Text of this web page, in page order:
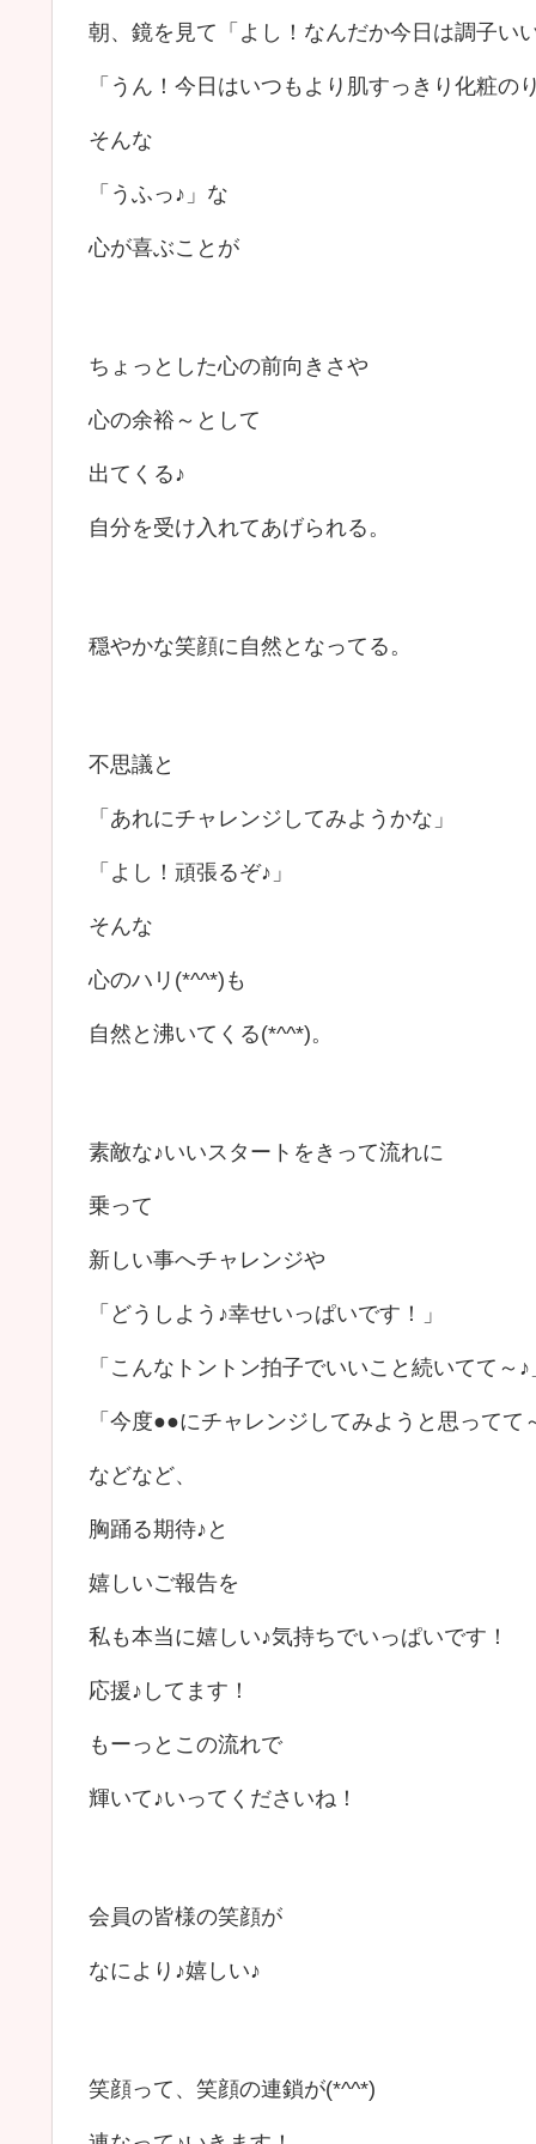
朝、鏡を見て「よし！なんだか今日は調子いい
「うん！今日はいつもより肌すっきり化粧の
そんな
「うふっ♪」な
心が喜ぶことが
ちょっとした心の前向きさや
心の余裕～として
出てくる♪
自分を受け入れてあげられる。
穏やかな笑顔に自然となってる。
不思議と
「あれにチャレンジしてみようかな」
「よし！頑張るぞ♪」
そんな
心のハリ(*^^*)も
自然と沸いてくる(*^^*)。
素敵な♪いいスタートをきって流れに
乗って
新しい事へチャレンジや
「どうしよう♪幸せいっぱいです！」
「こんなトントン拍子でいいこと続いてて～♪
「今度●●にチャレンジしてみようと思ってて
などなど、
胸踊る期待♪と
嬉しいご報告を
私も本当に嬉しい♪気持ちでいっぱいです！
応援♪してます！
もーっとこの流れで
輝いて♪いってくださいね！
会員の皆様の笑顔が
なにより♪嬉しい♪
笑顔って、笑顔の連鎖が(*^^*)